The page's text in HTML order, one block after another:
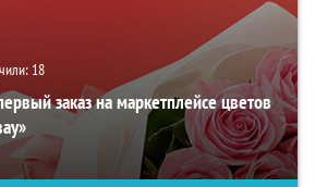
18
заказ на маркетплейсе цветов